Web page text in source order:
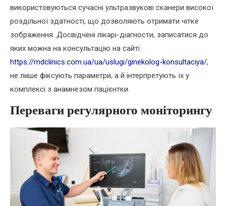
використовуються сучасні ультразвукові сканери високої
роздільної здатності, що дозволяють отримати чітке
зображення. Досвідчені лікарі-діагности, записатися до
яких можна на консультацію на сайті
https://mdclinics.com.ua/ua/uslugi/ginekolog-konsultaciya/,
не лише фіксують параметри, а й інтерпретують їх у
комплексі з анамнезом пацієнтки.
Переваги регулярного моніторингу